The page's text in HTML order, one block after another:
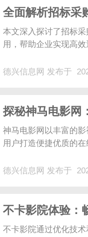
全面解析招标采
用
本文深入探讨了招标
用，帮助企业实现高
德兴信息网 发布于
探秘神马电影网
解析
神马电影网以丰富的
用户打造便捷优质的
德兴信息网 发布于
不卡影院体验：
不卡影院通过优化技